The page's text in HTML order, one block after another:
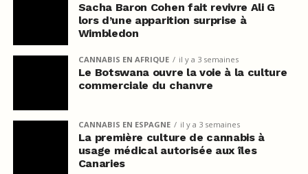
Sacha Baron Cohen fait revivre Ali G
lors d’une apparition surprise à
Wimbledon
CANNABIS EN AFRIQUE il y a 3 semaines
Le Botswana ouvre la voie à la culture
commerciale du chanvre
CANNABIS EN ESPAGNE il y a 3 semaines
La première culture de cannabis à
usage médical autorisée aux îles
Canaries